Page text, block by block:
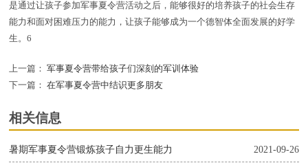
是通过让孩子参加军事夏令营活动之后，能够很好的培养孩子的社会生存
能力和面对困难压力的能力，让孩子能够成为一个德智体全面发展的好学
生。6
上一篇： 军事夏令营带给孩子们深刻的军训体验
下一篇： 在军事夏令营中结识更多朋友
相关信息
2021-09-26
暑期军事夏令营锻炼孩子自力更生能力